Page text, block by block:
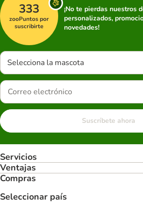
333
zooPuntos por
suscribirte
¡No te pierdas nuestros
personalizados,
novedades!
Selecciona la mascota
Suscríbete ahora
Servicios
Ventajas
Compras
Seleccionar país